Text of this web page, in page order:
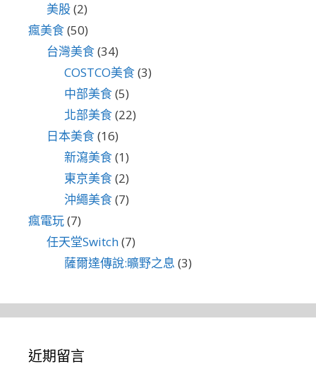
美股(2)
瘋美食(50)
台灣美食(34)
COSTCO美食(3)
中部美食(5)
北部美食(22)
日本美食(16)
新瀉美食(1)
東京美食(2)
沖繩美食(7)
瘋電玩(7)
任天堂Switch(7)
薩爾達傳說:曠野之息 (3)
近期留言